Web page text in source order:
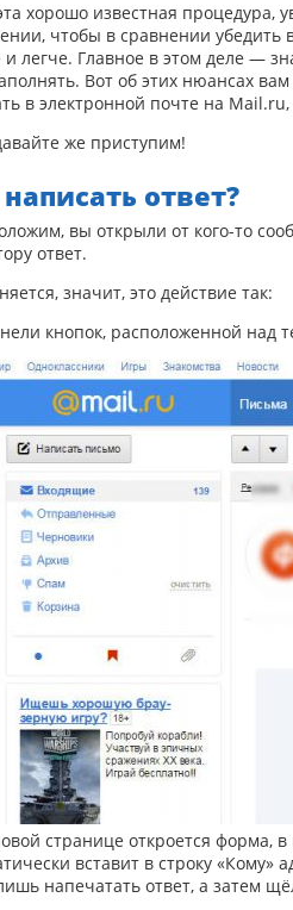
хорошо известная процедура,
чтобы в сравнении
легче. Главное в этом деле —
Вот об этих нюансах
в электронной почте на
же приступим!
ответ?
вы открыли от кого-то
ответ.
значит, это действие так:
кнопок, расположенной над
странице откроется форма,
вставит в строку
напечатать ответ, а затем